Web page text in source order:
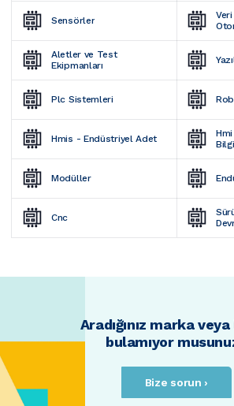
Sensörler
Aletler ve Test
Ekipmanları
Plc Sistemleri
Hmis - Endüstriyel Adet
Modüller
Cnc
Aradığınız marka
bulamıyor
Bize sorun ›